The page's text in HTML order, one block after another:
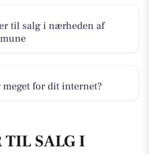
til salg i nærheden af
for dit internet?
TIL SALG I